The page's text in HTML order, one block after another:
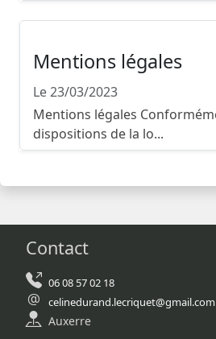
Mentions légales
Le 23/03/2023
Mentions légales
dispositions de la lo...
Contact
06 08 57 02 18
celinedurand.lecriquet@gmail.com
Auxerre